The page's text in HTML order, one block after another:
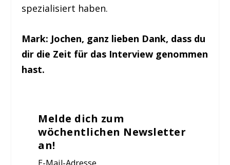
spezialisiert haben.
Mark: Jochen, ganz lieben Dank, dass du
dir die Zeit für das Interview genommen
hast.
Melde dich zum
wöchentlichen Newsletter
an!